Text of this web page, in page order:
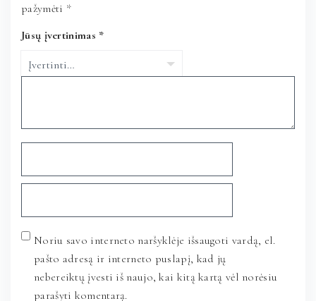
pažymėti *
Jūsų įvertinimas *
Noriu savo interneto naršyklėje išsaugoti vardą, el.
pašto adresą ir interneto puslapį, kad jų
nebereiktų įvesti iš naujo, kai kitą kartą vėl norėsiu
parašyti komentarą.